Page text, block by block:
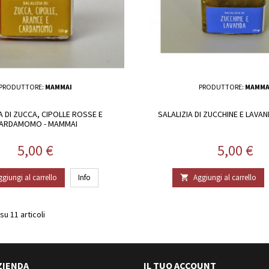
MAMMAI
DI ZUCCA, CIPOLLE ROSSE E
- MAMMAI
Prezzo
5,00 €
al carrello Info
PRODUTTORE:
SALALIZIA DI ZUCCHINE E
Prezzo
5,00 €
 Aggiungi al carrello
11 articoli
IL TUO ACCOUNT